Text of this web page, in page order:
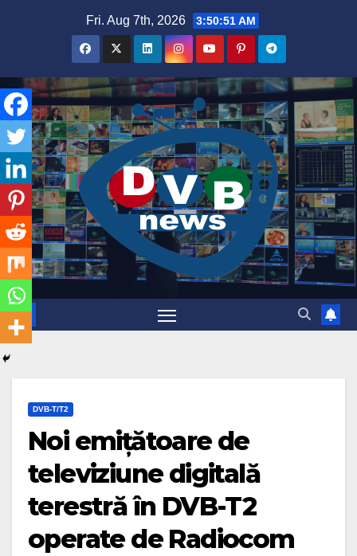
Fri. Aug 7th, 2026 3:50:52 AM
DVB-T/T2
Noi emițătoare de
televiziune digitală
terestră în DVB-T2
operate de Radiocom